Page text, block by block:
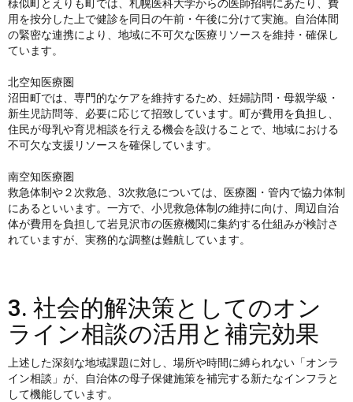
様似町とえりも町では、札幌医科大学からの医師招聘にあたり、費
用を按分した上で健診を同日の午前・午後に分けて実施。自治体間
の緊密な連携により、地域に不可欠な医療リソースを維持・確保し
ています。
北空知医療圏
沼田町では、専門的なケアを維持するため、妊婦訪問・母親学級・
新生児訪問等、必要に応じて招致しています。町が費用を負担し、
住民が母乳や育児相談を行える機会を設けることで、地域における
不可欠な支援リソースを確保しています。
南空知医療圏
救急体制や２次救急、3次救急については、医療圏・管内で協力体制
にあるといいます。一方で、小児救急体制の維持に向け、周辺自治
体が費用を負担して岩見沢市の医療機関に集約する仕組みが検討さ
れていますが、実務的な調整は難航しています。
3. 社会的解決策としてのオン
ライン相談の活用と補完効果
上述した深刻な地域課題に対し、場所や時間に縛られない「オンラ
イン相談」が、自治体の母子保健施策を補完する新たなインフラと
して機能しています。